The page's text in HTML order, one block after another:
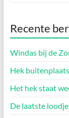
Recente
Windas bij de
Hek
Het hek staat
De laatste